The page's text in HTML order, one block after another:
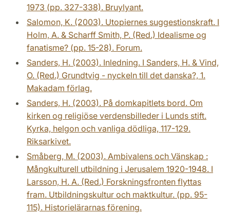
1973 (pp. 327-338). Bruylyant.
Salomon, K. (2003). Utopiernes suggestionskraft. I
Holm, A. & Scharff Smith, P. (Red.) Idealisme og
fanatisme? (pp. 15-28). Forum.
Sanders, H. (2003). Inledning. I Sanders, H. & Vind,
O. (Red.) Grundtvig - nyckeln till det danska?, 1.
Makadam förlag.
Sanders, H. (2003). På domkapitlets bord. Om
kirken og religiöse verdensbilleder i Lunds stift.
Kyrka, helgon och vanliga dödliga, 117-129.
Riksarkivet.
Småberg, M. (2003). Ambivalens och Vänskap :
Mångkulturell utbildning i Jerusalem 1920-1948. I
Larsson, H. A. (Red.) Forskningsfronten flyttas
fram. Utbildningskultur och maktkultur. (pp. 95-
115). Historielärarnas förening.